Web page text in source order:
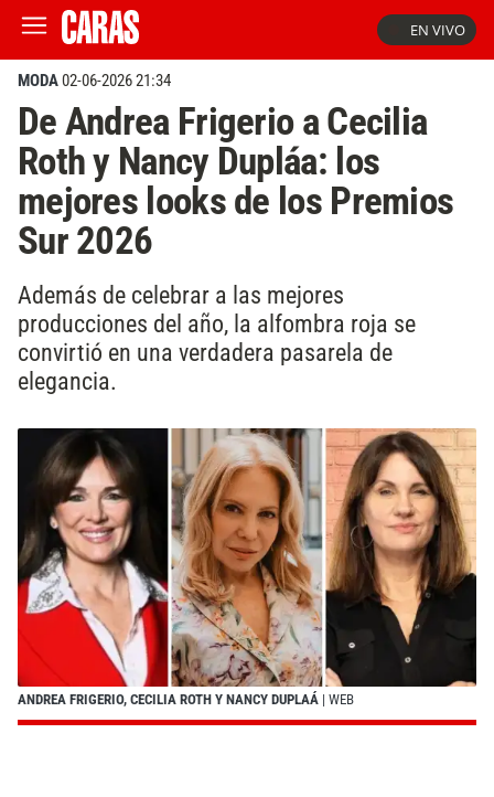
EN VIVO
MODA02-06-2026 21:34
De Andrea Frigerio a Cecilia
Roth y Nancy Dupláa: los
mejores looks de los Premios
Sur 2026
Además de celebrar a las mejores
producciones del año, la alfombra roja se
convirtió en una verdadera pasarela de
elegancia.
ANDREA FRIGERIO, CECILIA ROTH Y NANCY DUPLAÁ | WEB